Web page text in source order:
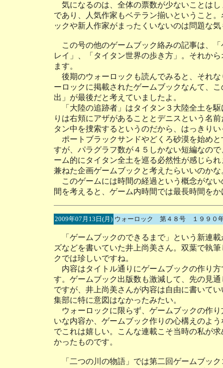
気になるのは、全体の票数が少ないことは
であり、人気作家もベテラン揃いということ
ックや新人作家がまったくいないのは問題な
この号の他のゲームブック絡みの記事は、
レイ」、「タイタン世界の歩き方」。それか
ます。
後期のウォーロックも読んでみると、それ
ーロックに掲載されたゲームブックなんて、
出」が最後だと考えていましたよ。
「大陸の追跡者」はタイタン３大陸全土を
りは右頬にアザがあることとデニスという名
タン中を捜索するというのだから、はっきり
ポートブラックサンドやどくろ砂漠を始め
すが、パラグラフ数が４５しかない短編なの
ーム的にタイタン全土を巡る必然性が感じら
兼ねた企画ゲームブックと考えたらいいのかな
このゲームには時間の経過という概念がな
間を考えると、ゲーム内時間では最長時間を
2009年07月13日(月) ウォーロック 第４８号 １９９０
「ゲームブックのできるまで」という新連
ズなどを書いていた井上尚美さん。双葉で執
クでは珍しいですね。
内容はタイトル通りにゲームブックの作り
す。ゲームブック出版数も激減して、先の見
ですが、井上尚美さんが内容は自由に書いて
集部に特に意図はなかったみたい。
ウォーロックに限らず、ゲームブックの作
いな内容か、ゲームブック作りの心構えのよ
でこれは嬉しい。こんな連載こそ当時の私が
かったものです。
「二つの川の物語」では第二回ゲームブッ